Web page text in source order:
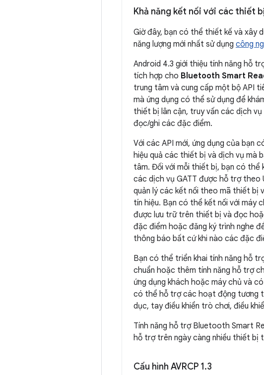
Khả năng kết nối với các thiết
Giờ đây, bạn có thể thiết kế và xây
năng lượng mới nhất sử dụng công
Android 4.3 giới thiệu tính năng hỗ
tích hợp cho Bluetooth Smart
trung tâm và cung cấp một bộ API
mà ứng dụng có thể sử dụng để
thiết bị lân cận, truy vấn các dịch vụ
đọc/ghi các đặc điểm.
Với các API mới, ứng dụng của bạn
hiệu quả các thiết bị và dịch vụ mà
tâm. Đối với mỗi thiết bị, bạn có thể
các dịch vụ GATT được hỗ trợ theo
quản lý các kết nối theo mã thiết bị
tín hiệu. Bạn có thể kết nối với máy
được lưu trữ trên thiết bị và đọc
đặc điểm hoặc đăng ký trình nghe
thông báo bất cứ khi nào các đặc
Bạn có thể triển khai tính năng hỗ
chuẩn hoặc thêm tính năng hỗ trợ
ứng dụng khách hoặc máy chủ và
có thể hỗ trợ các hoạt động tương
dục, tay điều khiển trò chơi, điều
Tính năng hỗ trợ Bluetooth Smart
hỗ trợ trên ngày càng nhiều thiết bị
Cấu hình AVRCP 1.3